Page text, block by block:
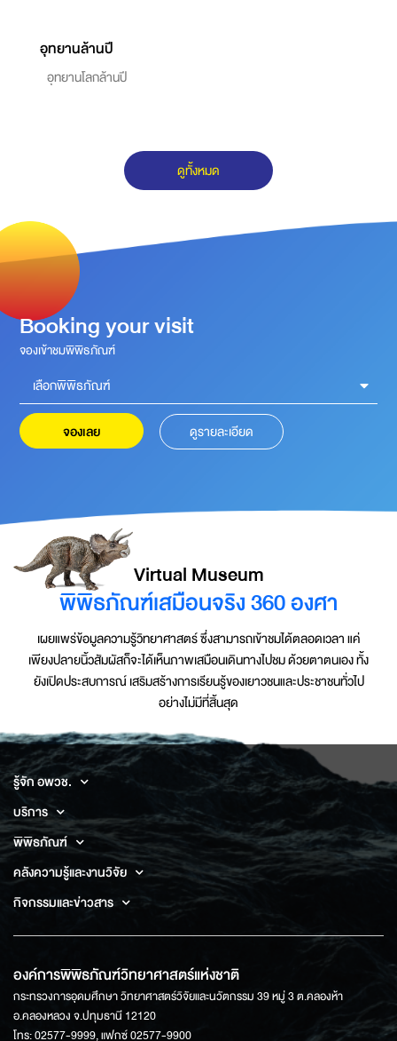
อุทยานล้านปี
อุทยานโลกล้านปี
ดูทั้งหมด
Booking your visit
จองเข้าชมพิพิธภัณฑ์
เลือกพิพิธภัณฑ์
จองเลย ดูรายละเอียด
Virtual Museum
พิพิธภัณฑ์เสมือนจริง 360 องศา
เผยแพร่ข้อมูลความรู้วิทยาศาสตร์ ซึ่งสามารถเข้าชมได้ตลอดเวลา แค่
เพียงปลายนิ้วสัมผัสก็จะได้เห็นภาพเสมือนเดินทางไปชม ด้วยตาตนเอง ทั้ง
ยังเปิดประสบการณ์ เสริมสร้างการเรียนรู้ของเยาวชนและประชาชนทั่วไป
อย่างไม่มีที่สิ้นสุด
รู้จัก อพวช.
บริการ
พิพิธภัณฑ์
คลังความรู้และงานวิจัย
กิจกรรมและข่าวสาร
องค์การพิพิธภัณฑ์วิทยาศาสตร์แห่งชาติ
กระทรวงการอุดมศึกษา วิทยาศาสตร์วิจัยและนวัตกรรม 39 หมู่ 3 ต.คลองห้า
อ.คลองหลวง จ.ปทุมธานี 12120
โทร: 02577-9999, แฟกซ์ 02577-9900